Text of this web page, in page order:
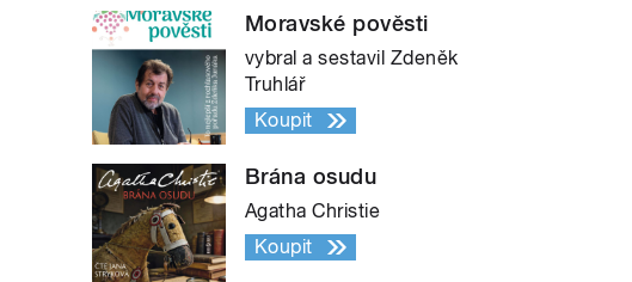
Moravské pověsti
vybral a sestavil Zdeněk
Truhlář
Koupit
Brána osudu
Agatha Christie
Koupit